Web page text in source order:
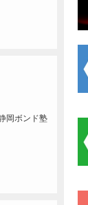
岡ボンド塾